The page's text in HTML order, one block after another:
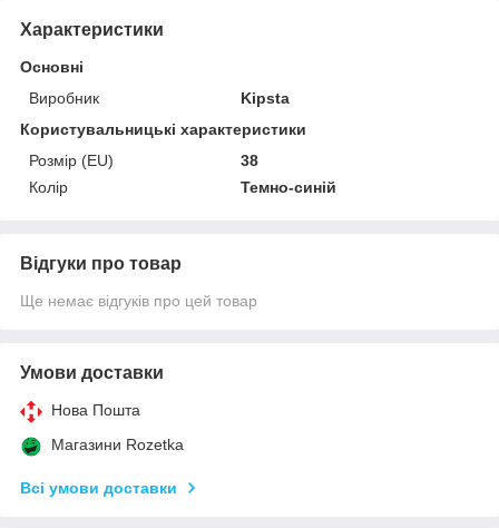
Характеристики
Основні
Виробник
Kipsta
Користувальницькі характеристики
Розмір (EU)
38
Колір
Темно-синій
Відгуки про товар
Ще немає відгуків про цей товар
Умови доставки
Нова Пошта
Магазини Rozetka
Всі умови доставки